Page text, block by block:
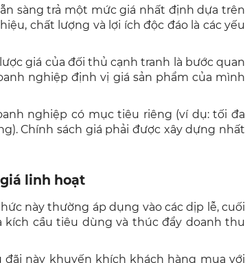
sàng trả một mức giá nhất định dựa trên
chất lượng và lợi ích độc đáo là các yếu
giá của đối thủ cạnh tranh là bước quan
nghiệp định vị giá sản phẩm của mình
nghiệp có mục tiêu riêng (ví dụ: tối đa
Chính sách giá phải được xây dựng nhất
linh hoạt
này thường áp dụng vào các dịp lễ, cuối
kích cầu tiêu dùng và thúc đẩy doanh thu
này khuyến khích khách hàng mua với